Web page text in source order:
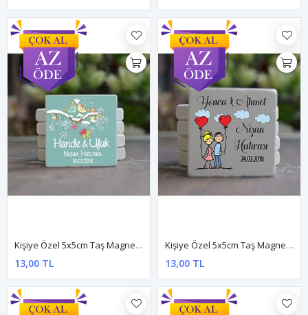
Kişiye Özel 5x5cm Taş Magnet - Dnts017
13,00 TL
Kişiye Özel 5x5cm Taş Magnet - Dnts018
13,00 TL